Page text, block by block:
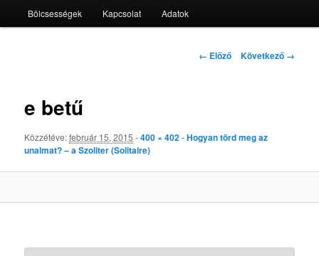
tartalomra
Bölcsességek Kapcsolat Adatok
Kép
← Előző Következő →
e betű
Közzétéve:február 15, 2015 -400 × 402-Hogyan törd meg az
unalmat? – a Szoliter (Solitaire)